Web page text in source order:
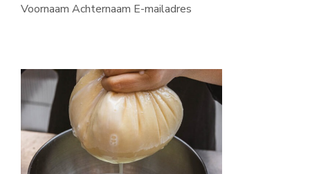
Voornaam Achternaam E-mailadres